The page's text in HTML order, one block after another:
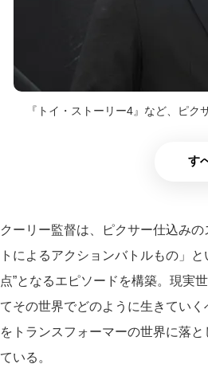
『トイ・ストーリー4』など、ピ
す
クーリー監督は、ピクサー仕込み
トによるアクションバトルもの」
点”となるエピソードを構築。現実
てその世界でどのように生きてい
をトランスフォーマーの世界に落
ている。